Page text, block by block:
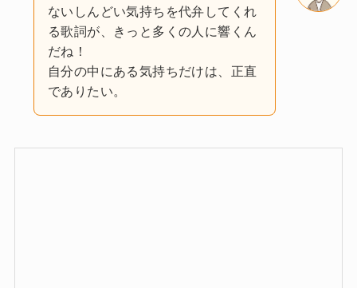
ないしんどい気持ちを代弁してくれ
る歌詞が、きっと多くの人に響くん
だね！
自分の中にある気持ちだけは、正直
でありたい。